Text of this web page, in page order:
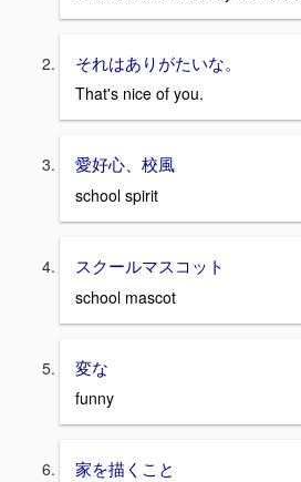
それはありがたいな。
That's nice of you.
愛好心、校風
school spirit
スクールマスコット
school mascot
変な
funny
家を描くこと